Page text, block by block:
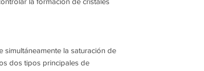
simultáneamente la saturación de
dos tipos principales de